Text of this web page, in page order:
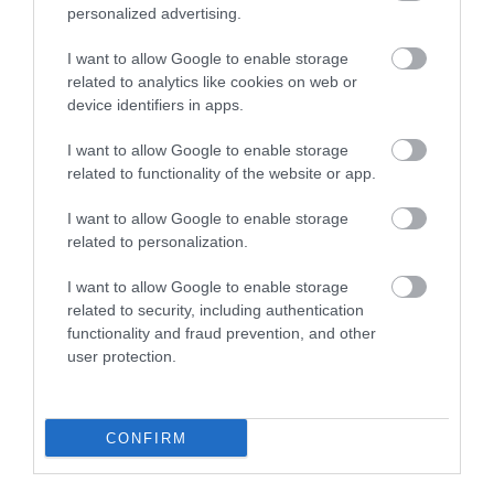
personalized advertising.
I want to allow Google to enable storage
related to analytics like cookies on web or
device identifiers in apps.
I want to allow Google to enable storage
related to functionality of the website or app.
I want to allow Google to enable storage
related to personalization.
I want to allow Google to enable storage
related to security, including authentication
functionality and fraud prevention, and other
user protection.
CONFIRM
Kínai elektromos márkaként tér vissza a
Freelander
Partnert keres a Jaguar-Land Rover az
elektromos…